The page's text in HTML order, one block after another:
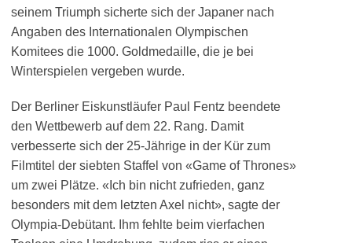
seinem Triumph sicherte sich der Japaner nach
Angaben des Internationalen Olympischen
Komitees die 1000. Goldmedaille, die je bei
Winterspielen vergeben wurde.
Der Berliner Eiskunstläufer Paul Fentz beendete
den Wettbewerb auf dem 22. Rang. Damit
verbesserte sich der 25-Jährige in der Kür zum
Filmtitel der siebten Staffel von «Game of Thrones»
um zwei Plätze. «Ich bin nicht zufrieden, ganz
besonders mit dem letzten Axel nicht», sagte der
Olympia-Debütant. Ihm fehlte beim vierfachen